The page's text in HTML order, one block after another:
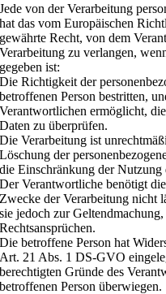
Jede von der Verarbeitung
hat das vom Europäischen
gewährte Recht, von dem
Verarbeitung zu verlangen,
gegeben ist:
Die Richtigkeit der
betroffenen Person bestritten,
Verantwortlichen ermöglicht,
Daten zu überprüfen.
Die Verarbeitung ist
Löschung der
die Einschränkung der Nutzung
Der Verantwortliche benötigt
Zwecke der Verarbeitung nicht
sie jedoch zur
Rechtsansprüchen.
Die betroffene Person hat
Art. 21 Abs. 1 DS-GVO
berechtigten Gründe des
betroffenen Person überwiegen.